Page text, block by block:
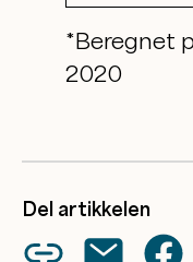
*Beregnet
2020
Del artikkelen